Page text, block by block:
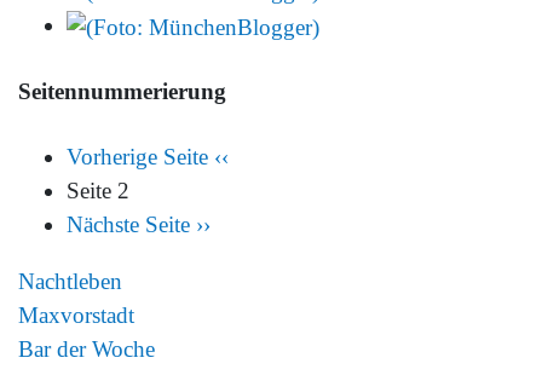
Seitennummerierung
Vorherige Seite ‹‹
Seite 2
Nächste Seite ››
Nachtleben
Maxvorstadt
Bar der Woche